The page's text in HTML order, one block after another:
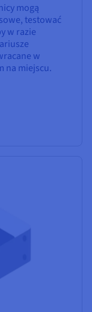
mogą
testować
w razie
w
na miejscu.